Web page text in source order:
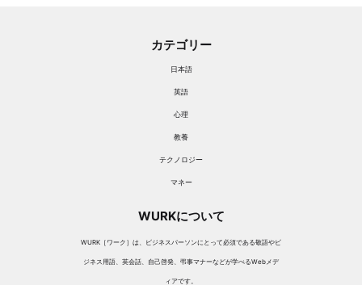
カテゴリー
日本語
英語
心理
教養
テクノロジー
マネー
WURKについて
WURK［ワーク］は、ビジネスパーソンにとって必須である敬語やビ
ジネス用語、英会話、自己啓発、弔事マナーなどが学べるWebメデ
ィアです。